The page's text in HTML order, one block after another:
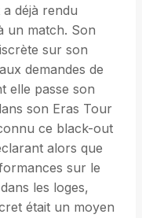
déjà rendu
un match. Son
sur son
demandes de
elle passe son
son Eras Tour
ce black-out
alors que
sur le
les loges,
était un moyen